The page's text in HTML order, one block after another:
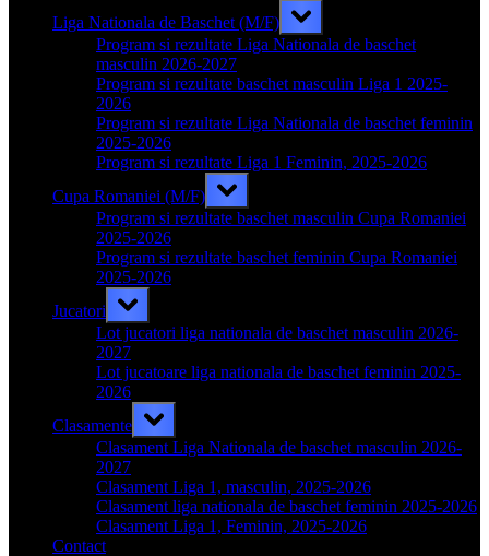
Liga Nationala de Baschet (M/F)
Toggle
sub-
menu
Program si rezultate Liga Nationala de baschet
masculin 2026-2027
Program si rezultate baschet masculin Liga 1 2025-
2026
Program si rezultate Liga Nationala de baschet feminin
2025-2026
Program si rezultate Liga 1 Feminin, 2025-2026
Cupa Romaniei (M/F)
Toggle
sub-
menu
Program si rezultate baschet masculin Cupa Romaniei
2025-2026
Program si rezultate baschet feminin Cupa Romaniei
2025-2026
Jucatori
Toggle
sub-
menu
Lot jucatori liga nationala de baschet masculin 2026-
2027
Lot jucatoare liga nationala de baschet feminin 2025-
2026
Clasamente
Toggle
sub-
menu
Clasament Liga Nationala de baschet masculin 2026-
2027
Clasament Liga 1, masculin, 2025-2026
Clasament liga nationala de baschet feminin 2025-2026
Clasament Liga 1, Feminin, 2025-2026
Contact